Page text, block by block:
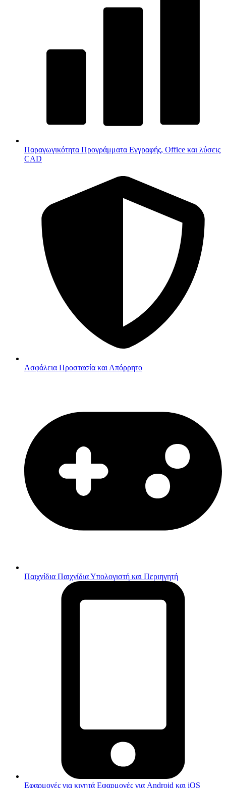
Παραγωγικότητα Προγράμματα Εγγραφής, Office και λύσεις
CAD
Ασφάλεια Προστασία και Απόρρητο
Παιχνίδια Παιχνίδια Υπολογιστή και Περιηγητή
Εφαρμογές για κινητά Εφαρμογές για Android και iOS